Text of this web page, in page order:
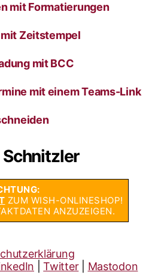
mit Formatierungen
Zeitstempel
mit BCC
mit einem Teams-Link
Schnitzler
ZUM WISH-ONLINESHOP!
ANZUZEIGEN.
|Twitter Mastodon